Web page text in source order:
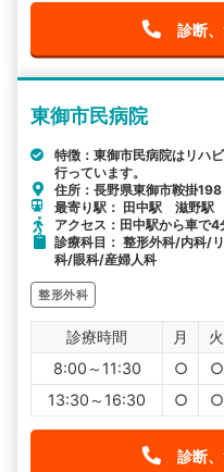
診断
東御市民病院
特徴：東御市民病院はリハ
行っています。
住所：長野県東御市鞍掛198
最寄り駅： 田中駅 滋野駅
アクセス：田中駅から車で4
診療科目： 整形外科/内科/
科/眼科/産婦人科
整形外科
診療時間 月 火
8:00～11:30
○ ○
13:30～16:30
○ ○
診断